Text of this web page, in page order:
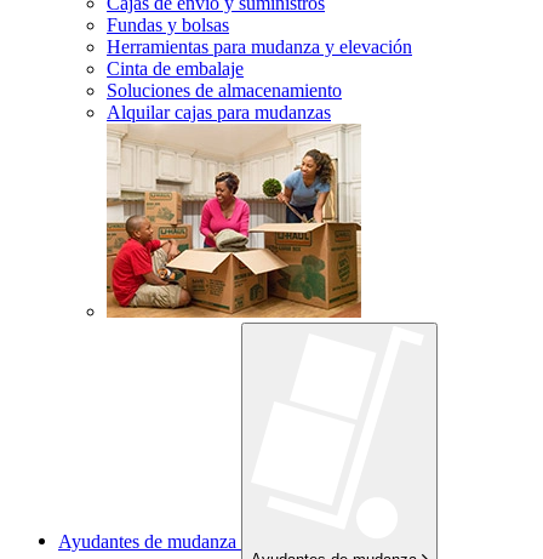
Fundas y bolsas
Herramientas para mudanza y elevación
Cinta de embalaje
Soluciones de almacenamiento
Alquilar cajas para mudanzas
Ayudantes de mudanza